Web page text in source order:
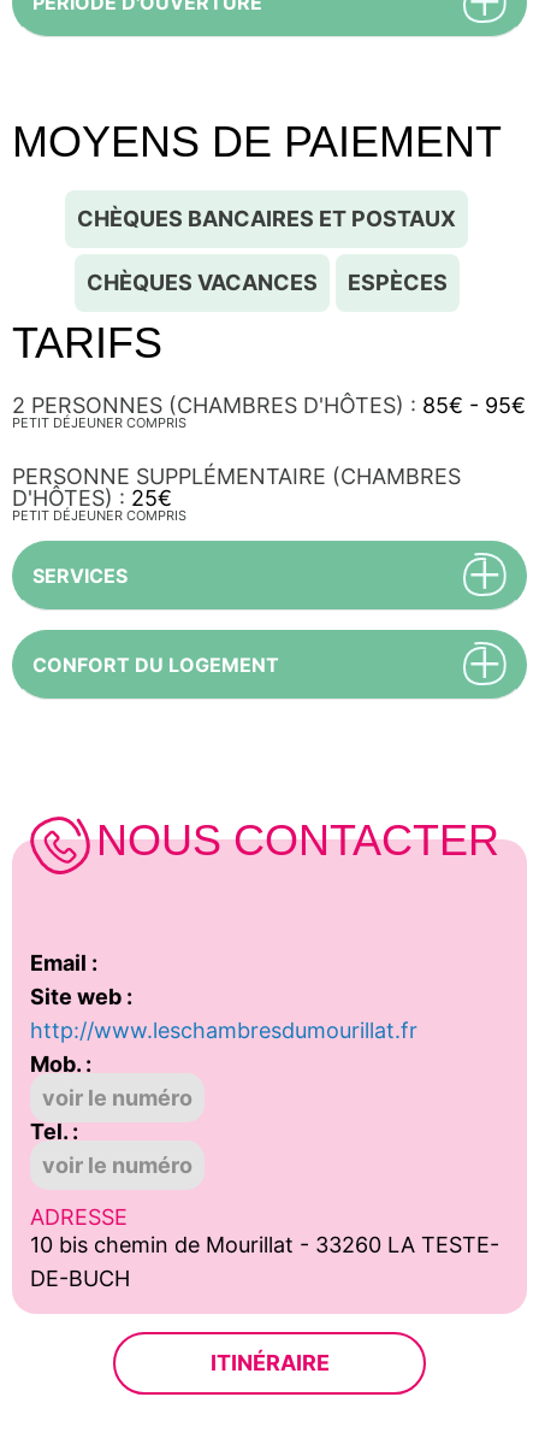
MOYENS DE PAIEMENT
CHÈQUES BANCAIRES ET POSTAUX
CHÈQUES VACANCES ESPÈCES
TARIFS
2 PERSONNES (CHAMBRES D'HÔTES) : 85€ - 95€
PETIT DÉJEUNER COMPRIS
PERSONNE SUPPLÉMENTAIRE (CHAMBRES
D'HÔTES) : 25€
PETIT DÉJEUNER COMPRIS
SERVICES
CONFORT DU LOGEMENT
NOUS CONTACTER
Email :
Site web :
http://www.leschambresdumourillat.fr
Mob. :
voir le numéro
Tel. :
voir le numéro
ADRESSE
10 bis chemin de Mourillat - 33260 LA TESTE-
DE-BUCH
ITINÉRAIRE